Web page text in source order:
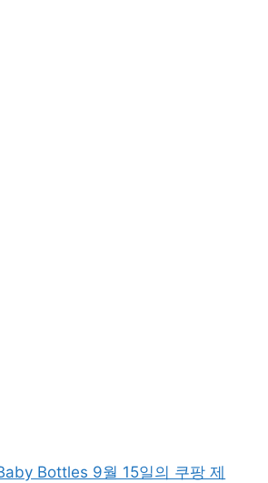
Bottles 9월 15일의 쿠팡 제